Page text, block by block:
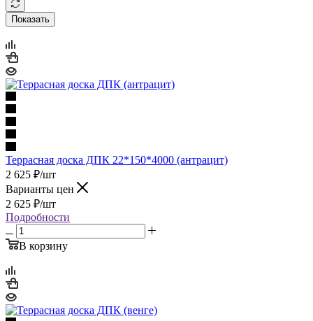
Показать
Террасная доска ДПК 22*150*4000 (антрацит)
2 625 ₽/шт
Варианты цен
2 625 ₽/шт
Подробности
В корзину